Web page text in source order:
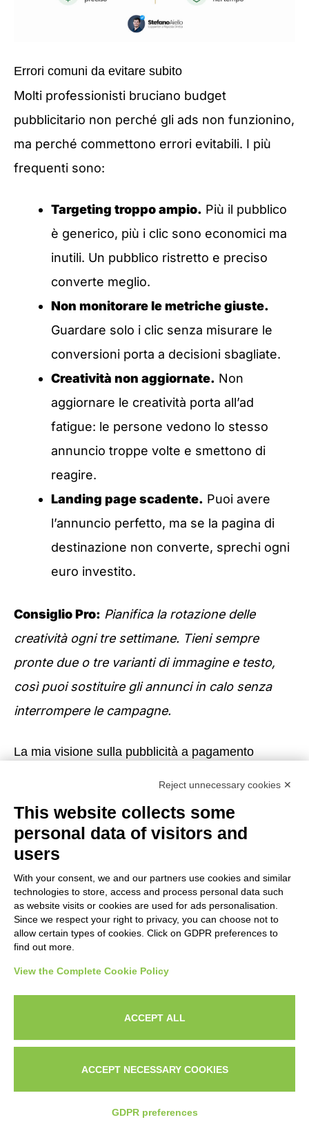
Errori comuni da evitare subito
Molti professionisti bruciano budget
pubblicitario non perché gli ads non funzionino,
ma perché commettono errori evitabili. I più
frequenti sono:
Targeting troppo ampio. Più il pubblico
è generico, più i clic sono economici ma
inutili. Un pubblico ristretto e preciso
converte meglio.
Non monitorare le metriche giuste.
Guardare solo i clic senza misurare le
conversioni porta a decisioni sbagliate.
Creatività non aggiornate. Non
aggiornare le creatività porta all’ad
fatigue: le persone vedono lo stesso
annuncio troppe volte e smettono di
reagire.
Landing page scadente. Puoi avere
l’annuncio perfetto, ma se la pagina di
destinazione non converte, sprechi ogni
euro investito.
Consiglio Pro: Pianifica la rotazione delle
creatività ogni tre settimane. Tieni sempre
pronte due o tre varianti di immagine e testo,
così puoi sostituire gli annunci in calo senza
interrompere le campagne.
La mia visione sulla pubblicità a pagamento
potersi permettere gli ads. Poi ho visto la
stessa storia ripetersi: aspettavano che il
passaparola portasse clienti, pubblicavano
contenuti organici sperando in chissà quale
algoritmo benevolo, e intanto i mesi passavano
senza una crescita prevedibile.
la pubblicità a pagamento non è una spesa, è
converta, senza un’offerta posizionata bene. E
CHI
SONO?
IL
Reject unnecessary cookies ✕
This website collects some
personal data of visitors and
users
With your consent, we and our partners use cookies and similar
technologies to store, access and process personal data such
as website visits or cookies are used for ads personalisation.
Since we respect your right to privacy, you can choose not to
allow certain types of cookies. Click on GDPR preferences to
find out more.
View the Complete Cookie Policy
ACCEPT ALL
ACCEPT NECESSARY COOKIES
GDPR preferences